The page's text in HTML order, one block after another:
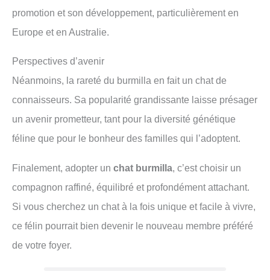
promotion et son développement, particulièrement en
Europe et en Australie.
Perspectives d’avenir
Néanmoins, la rareté du burmilla en fait un chat de
connaisseurs. Sa popularité grandissante laisse présager
un avenir prometteur, tant pour la diversité génétique
féline que pour le bonheur des familles qui l’adoptent.
Finalement, adopter un chat burmilla, c’est choisir un
compagnon raffiné, équilibré et profondément attachant.
Si vous cherchez un chat à la fois unique et facile à vivre,
ce félin pourrait bien devenir le nouveau membre préféré
de votre foyer.